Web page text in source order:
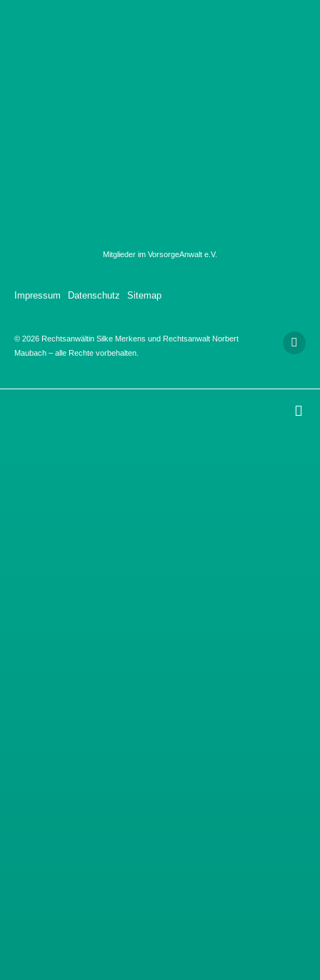
Mitglieder im VorsorgeAnwalt e.V.
Impressum Datenschutz Sitemap
© 2026 Rechtsanwältin Silke Merkens und Rechtsanwalt Norbert
Maubach – alle Rechte vorbehalten.